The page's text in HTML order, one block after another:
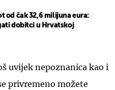
od čak 32,6 milijuna eura:
dobitci u Hrvatskoj
uvijek nepoznanica kao i
privremeno možete